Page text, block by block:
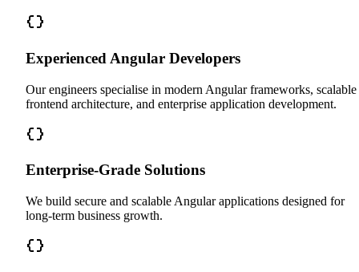
Experienced Angular Developers
Our engineers specialise in modern Angular frameworks, scalable
frontend architecture, and enterprise application development.
Enterprise-Grade Solutions
We build secure and scalable Angular applications designed for
long-term business growth.